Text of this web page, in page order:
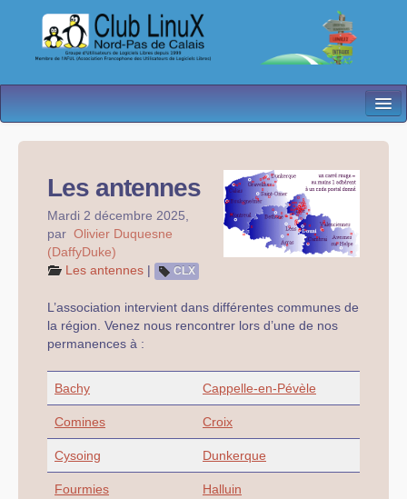
Contact
Les antennes
Espace membres
Les antennes
Mardi 2 décembre 2025
par Olivier Duquesne
(DaffyDuke)
Les antennes | CLX
L’association intervient dans différentes communes de
la région. Venez nous rencontrer lors d’une de nos
permanences à :
Bachy Cappelle-en-Pévèle
Comines Croix
Cysoing Dunkerque
Fourmies Halluin